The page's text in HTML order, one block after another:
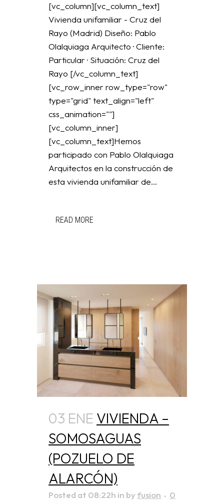
[vc_column][vc_column_text]
Vivienda unifamiliar - Cruz del
Rayo (Madrid) Diseño: Pablo
Olalquiaga Arquitecto · Cliente:
Particular · Situación: Cruz del
Rayo [/vc_column_text]
[vc_row_inner row_type="row"
type="grid" text_align="left"
css_animation=""]
[vc_column_inner]
[vc_column_text]Hemos
participado con Pablo Olalquiaga
Arquitectos en la construcción de
esta vivienda unifamiliar de...
READ MORE
03 ENE VIVIENDA –
SOMOSAGUAS
(POZUELO DE
ALARCÓN)
Posted at 08:22h in byfusion
0